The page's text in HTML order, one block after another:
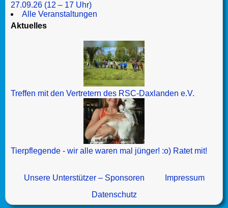
27.09.26 (12 – 17 Uhr)
Alle Veranstaltungen
Aktuelles
Treffen mit den Vertretern des RSC-Daxlanden e.V.
Tierpflegende - wir alle waren mal jünger! :o) Ratet mit!
Unsere Unterstützer – Sponsoren
Impressum
Datenschutz